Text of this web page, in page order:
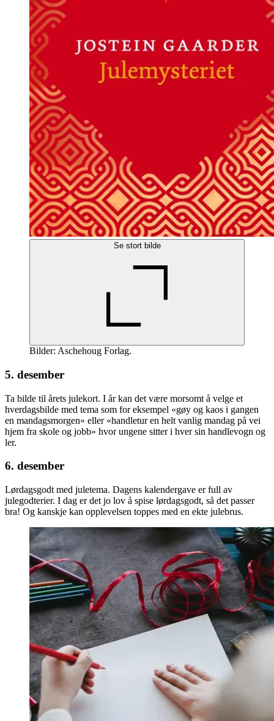
Se stort bilde
Bilder: Aschehoug Forlag.
5. desember
Ta bilde til årets julekort. I år kan det være morsomt å velge et
hverdagsbilde med tema som for eksempel «gøy og kaos i gangen
en mandagsmorgen» eller «handletur en helt vanlig mandag på vei
hjem fra skole og jobb» hvor ungene sitter i hver sin handlevogn og
ler.
6. desember
Lørdagsgodt med juletema. Dagens kalendergave er full av
julegodterier. I dag er det jo lov å spise lørdagsgodt, så det passer
bra! Og kanskje kan opplevelsen toppes med en ekte julebrus.